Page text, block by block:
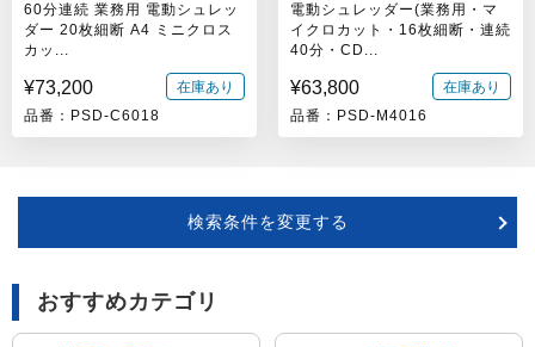
60分連続 業務用 電動シュレッ
ダー 20枚細断 A4 ミニクロス
カッ...
¥73,200
在庫あり
品番：PSD-C6018
電動シュレッダー(業務用・マ
イクロカット・16枚細断・連続
40分・CD...
¥63,800
在庫あり
品番：PSD-M4016
検索条件を変更する
おすすめカテゴリ